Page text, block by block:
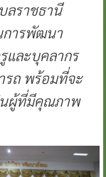
ลราชธานี
การพัฒนา
และบุคลากร
รถ พร้อมที่จะ
นผู้ที่มีคุณภาพ